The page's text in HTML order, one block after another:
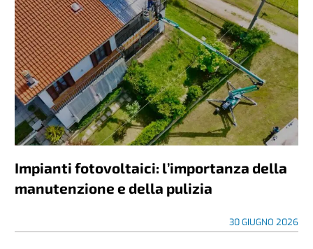
Impianti fotovoltaici: l’importanza della
manutenzione e della pulizia
30 GIUGNO 2026